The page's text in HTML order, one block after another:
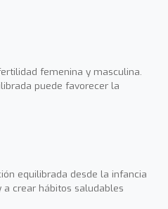
femenina y masculina.
puede favorecer la
equilibrada desde la infancia
a crear hábitos saludables